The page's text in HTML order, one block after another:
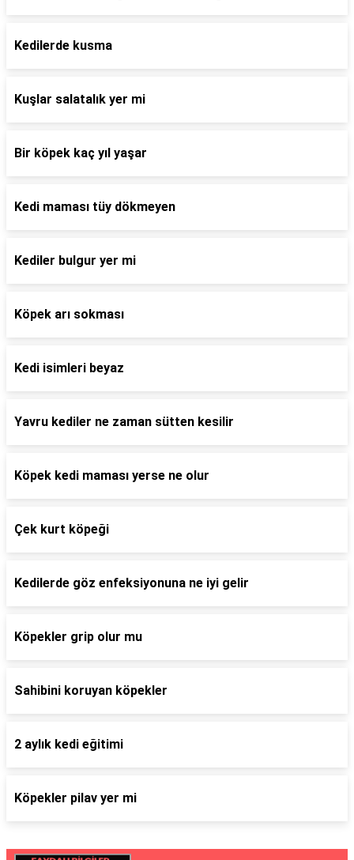
Kedilerde kusma
Kuşlar salatalık yer mi
Bir köpek kaç yıl yaşar
Kedi maması tüy dökmeyen
Kediler bulgur yer mi
Köpek arı sokması
Kedi isimleri beyaz
Yavru kediler ne zaman sütten kesilir
Köpek kedi maması yerse ne olur
Çek kurt köpeği
Kedilerde göz enfeksiyonuna ne iyi gelir
Köpekler grip olur mu
Sahibini koruyan köpekler
2 aylık kedi eğitimi
Köpekler pilav yer mi